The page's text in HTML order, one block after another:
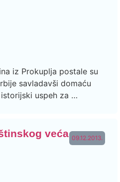
iz Prokuplja postale su
savladavši domaću
uspeh za …
09.12.2013.
veća